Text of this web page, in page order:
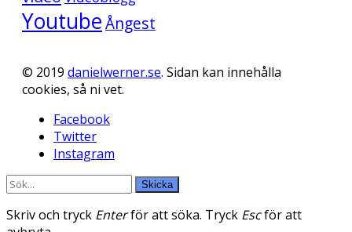
YoutubeÅngest
© 2019 danielwerner.se. Sidan kan innehålla
cookies, så ni vet.
Facebook
Twitter
Instagram
Skicka
Skriv och tryck Enterför att söka. Tryck Escför att